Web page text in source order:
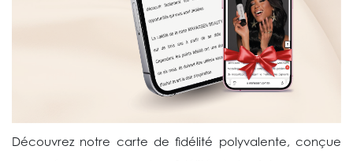
Découvrez notre carte de fidélité polyvalente, conçue